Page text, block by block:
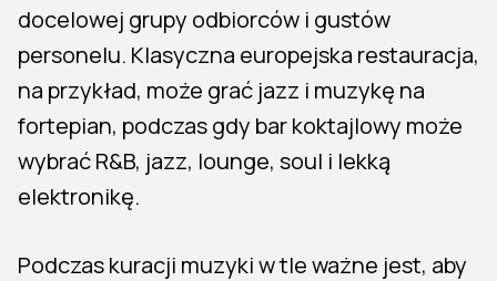
docelowej grupy odbiorców i gustów
personelu. Klasyczna europejska restauracja,
na przykład, może grać jazz i muzykę na
fortepian, podczas gdy bar koktajlowy może
wybrać R&B, jazz, lounge, soul i lekką
elektronikę.
Podczas kuracji muzyki w tle ważne jest, aby